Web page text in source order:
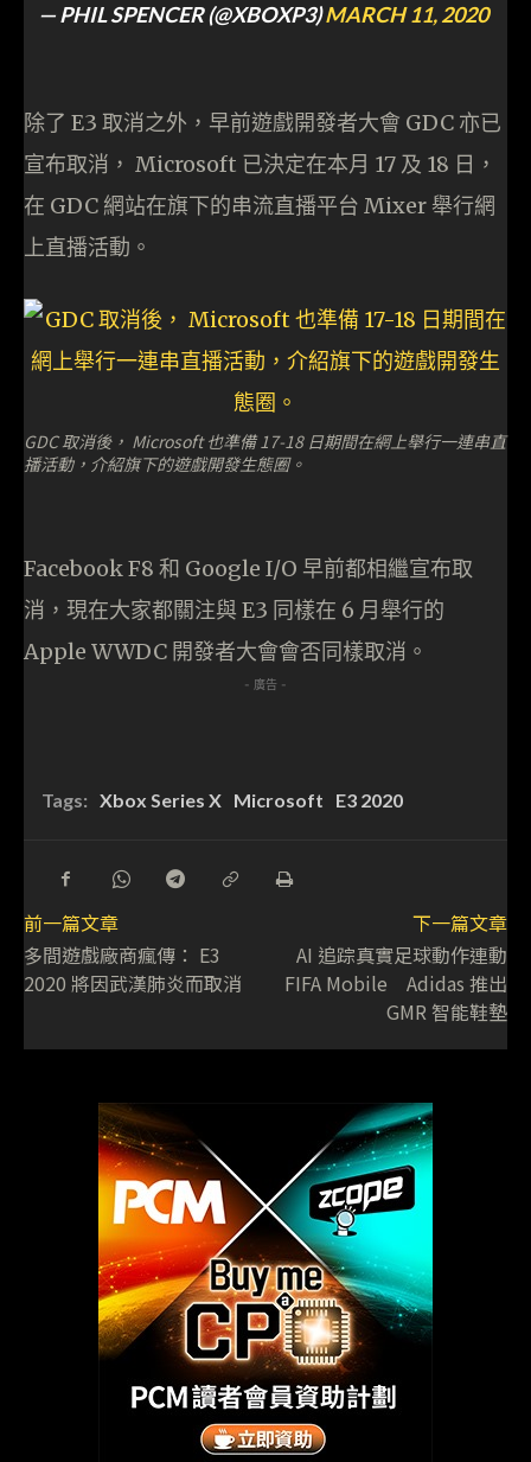
— PHIL SPENCER (@XBOXP3)MARCH 11, 2020
除了 E3 取消之外，早前遊戲開發者大會 GDC 亦已
宣布取消， Microsoft 已決定在本月 17 及 18 日，
在 GDC 網站在旗下的串流直播平台 Mixer 舉行網
上直播活動。
GDC 取消後， Microsoft 也準備 17-18 日期間在網上舉行一連串直
播活動，介紹旗下的遊戲開發生態圈。
Facebook F8 和 Google I/O 早前都相繼宣布取
消，現在大家都關注與 E3 同樣在 6 月舉行的
Apple WWDC 開發者大會會否同樣取消。
- 廣告 -
Tags: Xbox Series X Microsoft E3 2020
前一篇文章
多間遊戲廠商瘋傳： E3
2020 將因武漢肺炎而取消
下一篇文章
AI 追踪真實足球動作連動
FIFA Mobile Adidas 推出
GMR 智能鞋墊